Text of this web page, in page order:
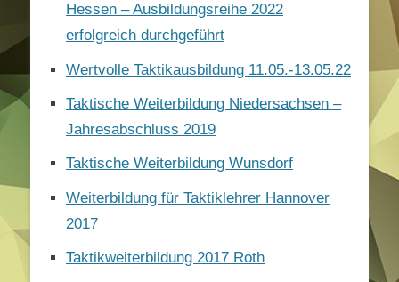
Hessen – Ausbildungsreihe 2022
erfolgreich durchgeführt
Wertvolle Taktikausbildung 11.05.-13.05.22
Taktische Weiterbildung Niedersachsen –
Jahresabschluss 2019
Taktische Weiterbildung Wunsdorf
Weiterbildung für Taktiklehrer Hannover
2017
Taktikweiterbildung 2017 Roth